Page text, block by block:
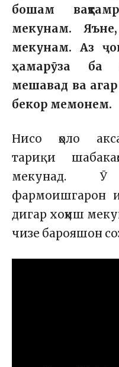
бошам
мекунам.
мекунам. Аз
ҳамарӯза ба
мешавад ва
бекор мемонем.
Нисо ҳоло
тариқи
мекунад. Ӯ
фармоишгарон
дигар хоҳиш
чизе барояшон